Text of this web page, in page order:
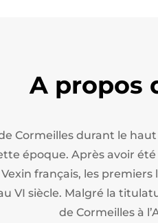
A propos
Cormeilles durant le
époque. Après avoir
français, les
VI siècle. Malgré la
de Cormeilles à